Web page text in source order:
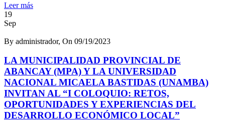
Leer más
19
Sep
By administrador, On 09/19/2023
LA MUNICIPALIDAD PROVINCIAL DE
ABANCAY (MPA) Y LA UNIVERSIDAD
NACIONAL MICAELA BASTIDAS (UNAMBA)
INVITAN AL “I COLOQUIO: RETOS,
OPORTUNIDADES Y EXPERIENCIAS DEL
DESARROLLO ECONÓMICO LOCAL”